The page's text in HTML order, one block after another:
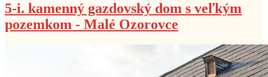
5-i. kamenný gazdovský dom s veľkým
pozemkom - Malé Ozorovce